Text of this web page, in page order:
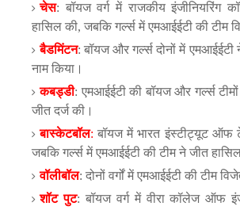
चेस: बॉयज वर्ग में राजकीय इंजीनियरिंग
हासिल की, जबकि गर्ल्स में एमआईईटी की टीम
बैडमिंटन: बॉयज और गर्ल्स दोनों में
नाम किया।
कबड्डी: एमआईईटी की बॉयज और गर्ल्स
जीत दर्ज की।
बास्केटबॉल:बॉयज में भारत इंस्टीट्यूट ऑफ
जबकि गर्ल्स में एमआईईटी की टीम ने जीत
वॉलीबॉल: दोनों वर्गों में एमआईईटी की टीम
शॉट पुट: बॉयज वर्ग में वीरा कॉलेज ऑफ